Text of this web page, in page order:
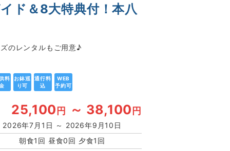
ド＆8大特典付！本八
のレンタルもご用意♪
料
お鉢巡
り可
通行料
込
WEB
予約可
25,100 円 ～ 38,100 円
2026年7月1日 ～ 2026年9月10日
朝食1回 昼食0回 夕食1回